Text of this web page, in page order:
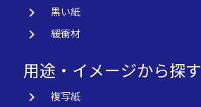
keyboard_arrow_right 黒い紙
keyboard_arrow_right 緩衝材
用途・イメージから探す
keyboard_arrow_right 複写紙